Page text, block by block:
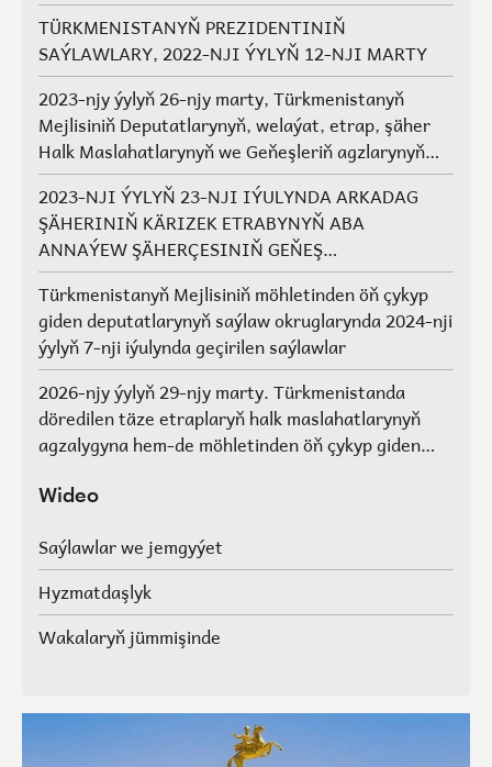
TÜRKMENISTANYŇ PREZIDENTINIŇ
SAÝLAWLARY, 2022-NJI ÝYLYŇ 12-NJI MARTY
2023-njy ýylyň 26-njy marty, Türkmenistanyň
Mejlisiniň Deputatlarynyň, welaýat, etrap, şäher
Halk Maslahatlarynyň we Geňeşleriň agzlarynyň
saýlawlary
2023-NJI ÝYLYŇ 23-NJI IÝULYNDA ARKADAG
ŞÄHERINIŇ KÄRIZEK ETRABYNYŇ ABA
ANNAÝEW ŞÄHERÇESINIŇ GEŇEŞ
AGZALARYNYŇ SAÝLAWLARY
Türkmenistanyň Mejlisiniň möhletinden öň çykyp
giden deputatlarynyň saýlaw okruglarynda 2024-nji
ýylyň 7-nji iýulynda geçirilen saýlawlar
2026-njy ýylyň 29-njy marty. Türkmenistanda
döredilen täze etraplaryň halk maslahatlarynyň
agzalygyna hem-de möhletinden öň çykyp giden
maslahatlarynyň we Geňeşleriň agzalarynyň ýerine
Wideo
Saýlawlar we jemgyýet
Hyzmatdaşlyk
Wakalaryň jümmişinde